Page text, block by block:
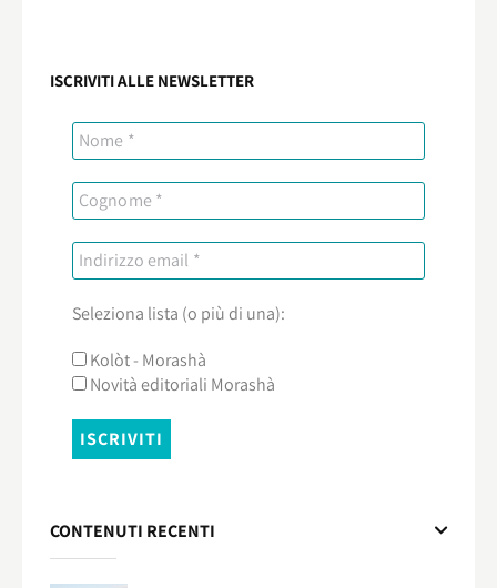
ISCRIVITI ALLE NEWSLETTER
Seleziona lista (o più di una):
Kolòt - Morashà
Novità editoriali Morashà
CONTENUTI RECENTI